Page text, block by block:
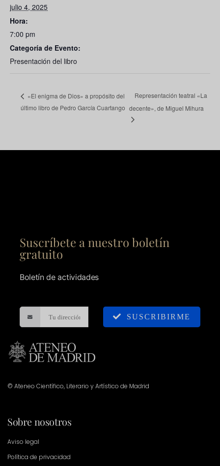
julio 4, 2025
Hora:
7:00 pm
Categoría de Evento:
Presentación del libro
«El enigma de Dios» a propósito del
último libro de Pedro García Cuartango
Representación teatral «La
decente», de Miguel Mihura
Suscríbete a nuestro boletín
gratuito
Boletín de actividades
SUSCRIBIRME
© Ateneo Científico, Literario y Artístico de Madrid
Sobre nosotros
Aviso legal
Política de privacidad